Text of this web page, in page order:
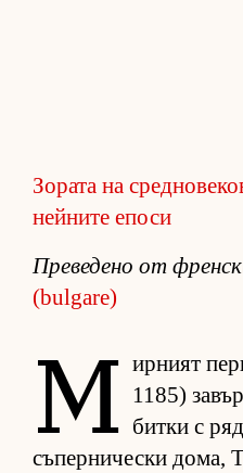
Зората на
нейните епоси
Пре­ве­дено от
(bulgare)
М ир­ният
1185)
битки с
съ­пер­ни­чески до­ма,